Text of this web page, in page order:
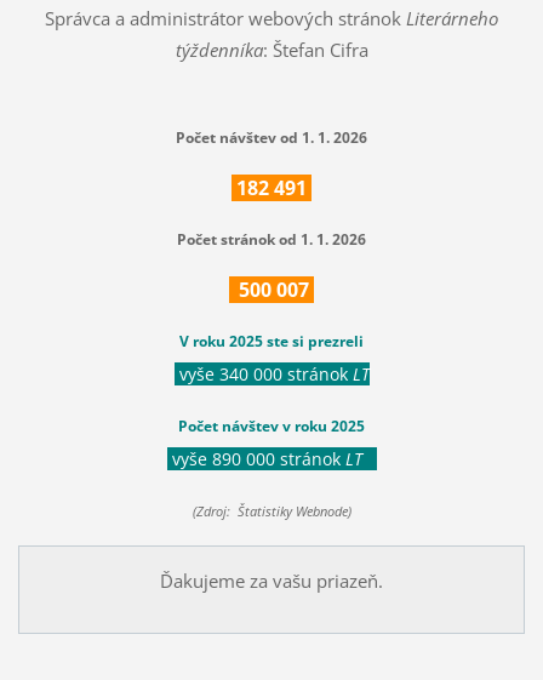
Správca a administrátor webových stránok Literárneho
týždenníka: Štefan Cifra
Počet návštev od 1. 1. 2026
182491
Počet stránok od 1. 1. 2026
500007
V roku 2025 ste si prezreli
vyše 340 000 stránok LT
Počet návštev v roku 2025
vyše 890 000 stránok LT
(Zdroj: Štatistiky Webnode)
Ďakujeme za vašu priazeň.